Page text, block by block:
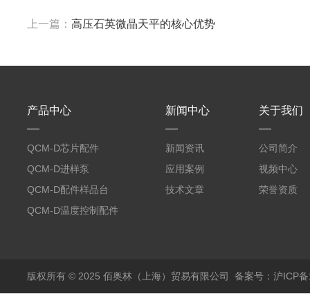
上一篇： 高压石英微晶天平的核心优势
产品中心
QCM-D芯片配件
QCM-D进样泵
QCM-D配件样品台
QCM-D温度控制配件
新闻中心
新闻资讯
应用案例
技术文章
关于我们
公司简介
视频中心
荣誉资质
版权所有 © 2025 佰奥林（上海）贸易有限公司 备案号：沪ICP